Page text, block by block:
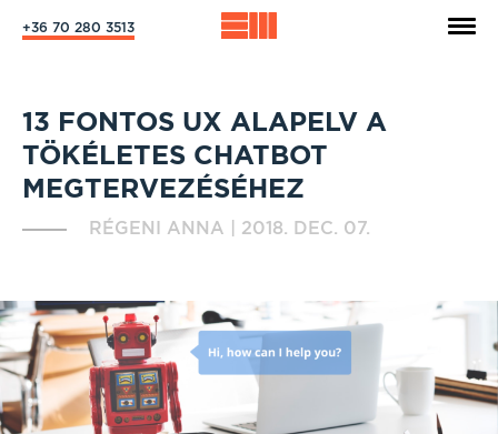
+36 70 280 3513
13 FONTOS UX ALAPELV A
TÖKÉLETES CHATBOT
MEGTERVEZÉSÉHEZ
RÉGENI ANNA 2018. DEC. 07.